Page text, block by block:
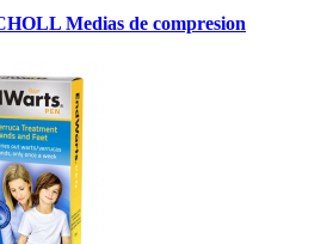
Medias de compresion